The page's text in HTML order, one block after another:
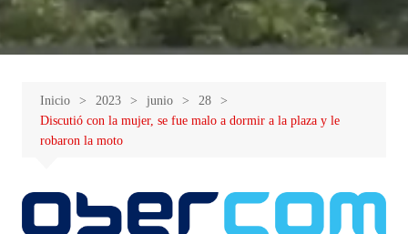
Inicio 2023 junio
28
Discutió con la mujer, se fue malo a dormir a la plaza y le
robaron la moto